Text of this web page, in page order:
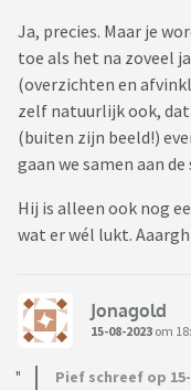
Ja, precies. Maar je
toe als het na zoveel
(overzichten en
zelf natuurlijk ook, dat
(buiten zijn beeld!)
gaan we samen aan de
Hij is alleen ook nog
wat er wél lukt.
Jonagold
15-08-2023 om
Pief schreef op 15-